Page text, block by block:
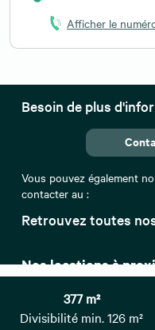
377 m²
Divisibilité min. 126 m²
Afficher le
Retrouvez toutes
Nos locations à
Bureaux à louer Villeneuve-
Bureaux à louer Marcq-
Bureaux à louer
Besoin de plus
Vous pouvez également
contacter au :